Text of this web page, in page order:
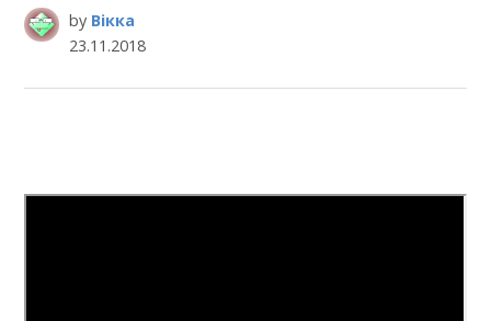
by Вікка
23.11.2018